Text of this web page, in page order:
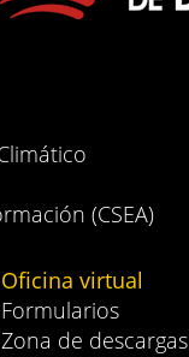
(CSEA)
Oficina virtual
Formularios
Zona de descargas